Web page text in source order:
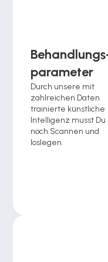
parameter
Durch unsere mit
zahlreichen Daten
trainierte künstliche
Intelligenz musst Du
noch Scannen und
loslegen.